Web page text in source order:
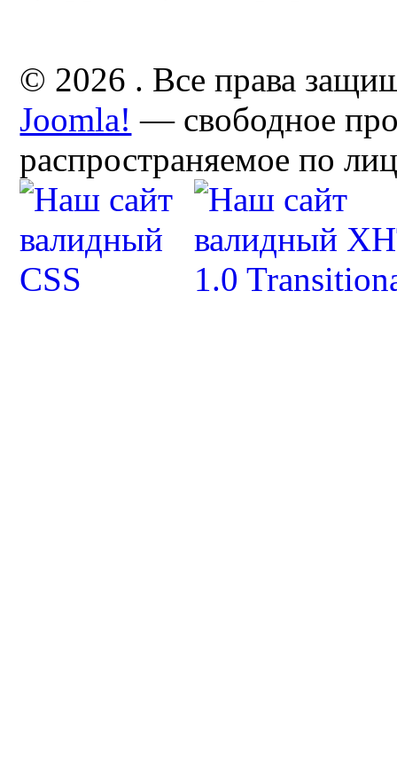
© 2026 . Все права
Joomla! — свободное
распространяемое по